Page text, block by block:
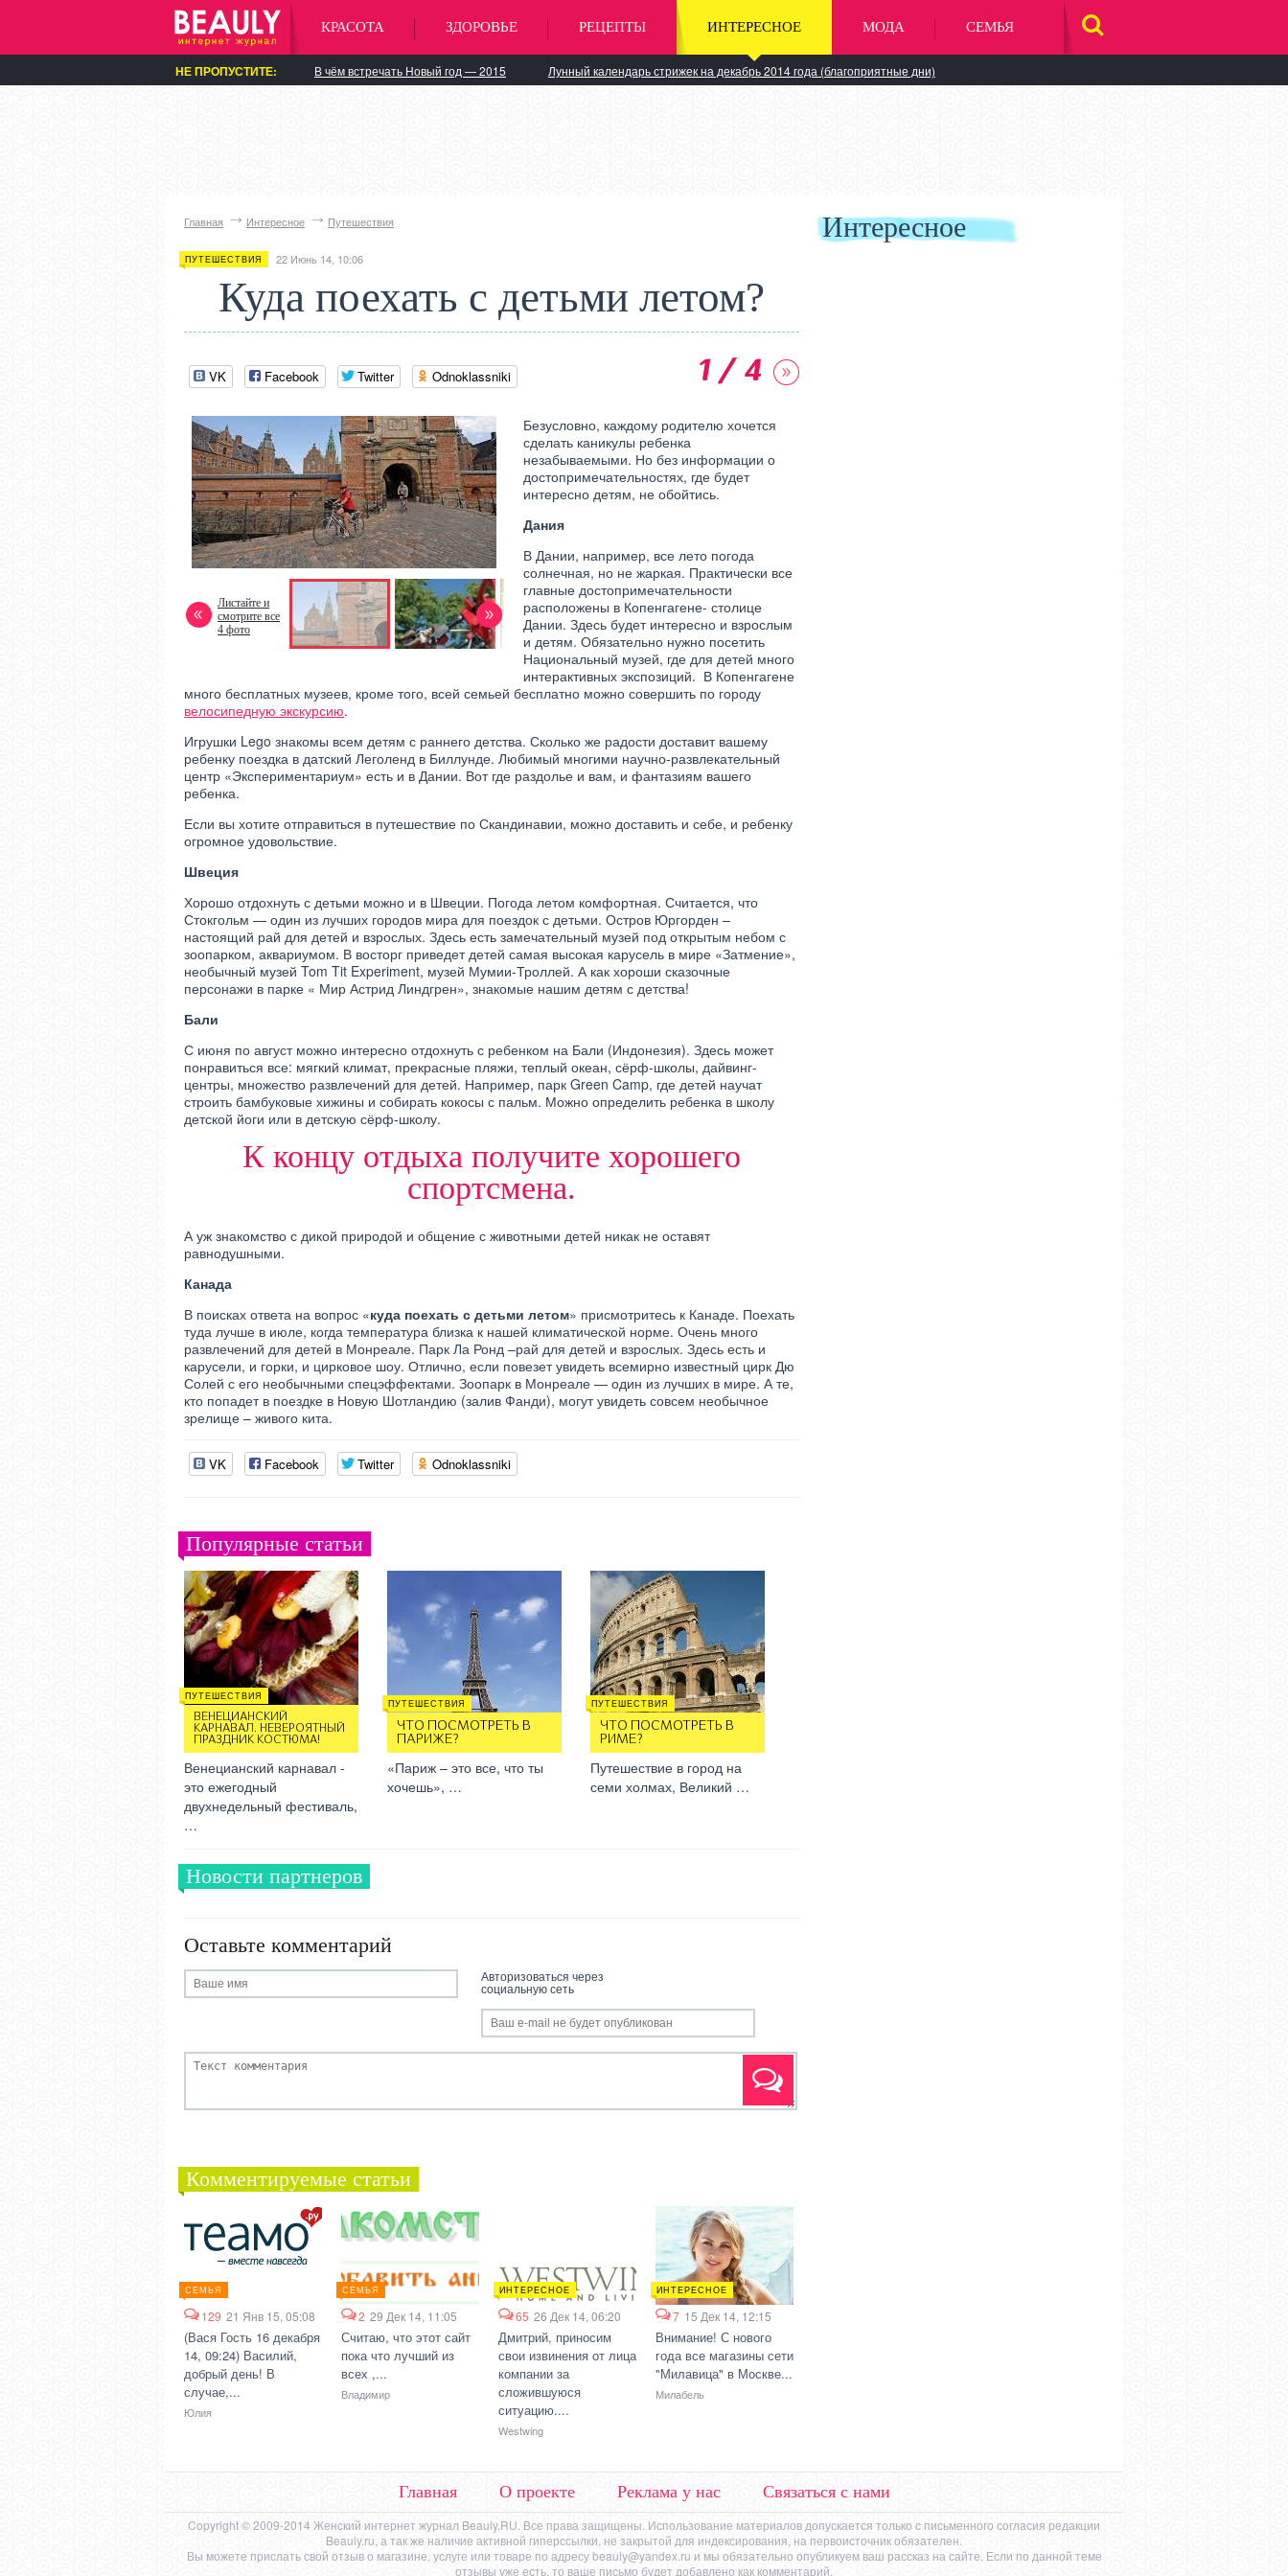
КРАСОТА ЗДОРОВЬЕ РЕЦЕПТЫ ИНТЕРЕСНОЕ МОДА СЕМЬЯ
НЕ ПРОПУСТИТЕ: В чём встречать Новый год — 2015 Лунный календарь стрижек на декабрь 2014 года (благоприятные дни)
Главная Интересное Путешествия
ПУТЕШЕСТВИЯ 22 Июнь 14, 10:06
Куда поехать с детьми летом?
VK Facebook Twitter Odnoklassniki 1 / 4
Листайте и
смотрите все
4 фото
вернуться в
начало
Безусловно, каждому родителю хочется
сделать каникулы ребенка
незабываемыми. Но без информации о
достопримечательностях, где будет
интересно детям, не обойтись.
Дания
В Дании, например, все лето погода
солнечная, но не жаркая. Практически все
главные достопримечательности
расположены в Копенгагене- столице
Дании. Здесь будет интересно и взрослым
и детям. Обязательно нужно посетить
Национальный музей, где для детей много
интерактивных экспозиций. В Копенгагене
много бесплатных музеев, кроме того, всей семьей бесплатно можно совершить по городу
велосипедную экскурсию.
Игрушки Lego знакомы всем детям с раннего детства. Сколько же радости доставит вашему
ребенку поездка в датский Леголенд в Биллунде. Любимый многими научно-развлекательный
центр «Экспериментариум» есть и в Дании. Вот где раздолье и вам, и фантазиям вашего
ребенка.
Если вы хотите отправиться в путешествие по Скандинавии, можно доставить и себе, и ребенку
огромное удовольствие.
Швеция
Хорошо отдохнуть с детьми можно и в Швеции. Погода летом комфортная. Считается, что
Стокгольм — один из лучших городов мира для поездок с детьми. Остров Юргорден –
настоящий рай для детей и взрослых. Здесь есть замечательный музей под открытым небом с
зоопарком, аквариумом. В восторг приведет детей самая высокая карусель в мире «Затмение»,
необычный музей Tom Tit Experiment, музей Мумии-Троллей. А как хороши сказочные
персонажи в парке « Мир Астрид Линдгрен», знакомые нашим детям с детства!
Бали
С июня по август можно интересно отдохнуть с ребенком на Бали (Индонезия). Здесь может
понравиться все: мягкий климат, прекрасные пляжи, теплый океан, сёрф-школы, дайвинг-
центры, множество развлечений для детей. Например, парк Green Camp, где детей научат
строить бамбуковые хижины и собирать кокосы с пальм. Можно определить ребенка в школу
детской йоги или в детскую сёрф-школу.
К концу отдыха получите хорошего
спортсмена.
А уж знакомство с дикой природой и общение с животными детей никак не оставят
равнодушными.
Канада
В поисках ответа на вопрос «куда поехать с детьми летом» присмотритесь к Канаде. Поехать
туда лучше в июле, когда температура близка к нашей климатической норме. Очень много
развлечений для детей в Монреале. Парк Ла Ронд –рай для детей и взрослых. Здесь есть и
карусели, и горки, и цирковое шоу. Отлично, если повезет увидеть всемирно известный цирк Дю
Солей с его необычными спецэффектами. Зоопарк в Монреале — один из лучших в мире. А те,
кто попадет в поездке в Новую Шотландию (залив Фанди), могут увидеть совсем необычное
зрелище – живого кита.
VK Facebook Twitter Odnoklassniki
Популярные статьи
ПУТЕШЕСТВИЯ
ВЕНЕЦИАНСКИЙ
КАРНАВАЛ. НЕВЕРОЯТНЫЙ
ПРАЗДНИК КОСТЮМА!
Венецианский карнавал -
это ежегодный
двухнедельный фестиваль,
…
ПУТЕШЕСТВИЯ
ЧТО ПОСМОТРЕТЬ В
ПАРИЖЕ?
«Париж – это все, что ты
хочешь», …
ПУТЕШЕСТВИЯ
ЧТО ПОСМОТРЕТЬ В
РИМЕ?
Путешествие в город на
семи холмах, Великий …
Новости партнеров
Оставьте комментарий
Авторизоваться через
социальную сеть
Комментируемые статьи
СЕМЬЯ
129 21 Янв 15, 05:08
(Вася Гость 16 декабря
14, 09:24) Василий,
добрый день! В
случае,...
Юлия
СЕМЬЯ
2 29 Дек 14, 11:05
Считаю, что этот сайт
пока что лучший из
всех ,...
Владимир
ИНТЕРЕСНОЕ
65 26 Дек 14, 06:20
Дмитрий, приносим
свои извинения от лица
компании за
сложившуюся
ситуацию....
Westwing
ИНТЕРЕСНОЕ
7 15 Дек 14, 12:15
Внимание! С нового
года все магазины сети
"Милавица" в Москве...
Милабель
Интересное
Главная О проекте Реклама у нас Связаться с нами
Copyright © 2009-2014 Женский интернет журнал Beauly.RU. Все права защищены. Использование материалов допускается только с письменного согласия редакции
Beauly.ru, а так же наличие активной гиперссылки, не закрытой для индексирования, на первоисточник обязателен.
Вы можете прислать свой отзыв о магазине, услуге или товаре по адресуbeauly@yandex.ru и мы обязательно опубликуем ваш рассказ на сайте. Если по данной теме
отзывы уже есть, то ваше письмо будет добавлено как комментарий.